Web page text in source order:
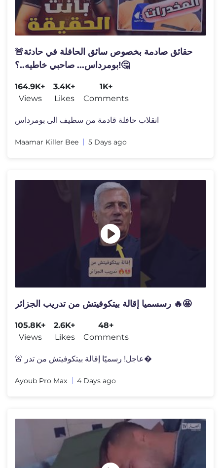
🚨حقائق صادمة بخصوص سائق الحافلة في حادثة
بومرداس... صاحبي خاطيه..؟!🤔
164.9K+
Views
3.4K+
Likes
1K+
Comments
انقلاب حافلة قادمة من سطيف الى بومرداس
Maamar Killer Bee 5 Days ago
رسسميا إقالة بيتكوفيتش من تدريب الجزائر 🔥🤩
105.8K+
Views
2.6K+
Likes
48+
Comments
🚨 عاجل! رسميًا إقالة بيتكوفيتش من تدر�
Ayoub Pro Max 4 Days ago